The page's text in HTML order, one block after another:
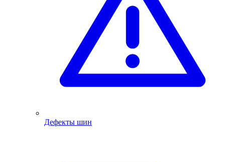
Дефекты шин